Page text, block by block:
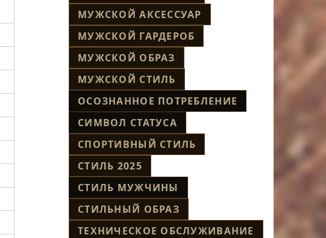
МУЖСКОЙ АКСЕССУАР
МУЖСКОЙ ГАРДЕРОБ
МУЖСКОЙ ОБРАЗ
МУЖСКОЙ СТИЛЬ
ОСОЗНАННОЕ ПОТРЕБЛЕНИЕ
СИМВОЛ СТАТУСА
СПОРТИВНЫЙ СТИЛЬ
СТИЛЬ 2025
СТИЛЬ МУЖЧИНЫ
СТИЛЬНЫЙ ОБРАЗ
ТЕХНИЧЕСКОЕ ОБСЛУЖИВАНИЕ